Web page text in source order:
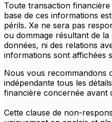
Toute transaction
base de ces informations
périls. Xe ne sera pas
ou dommage résultant de
données, ni des relations
informations sont affichées
Nous vous recommandons
indépendante tous les
financière concernée avant
Cette clause de non-